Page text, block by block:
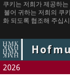
쿠키는 저희가 제공하
불어 귀하는 저희의 쿠
화 되도록 협조해 주십
2026